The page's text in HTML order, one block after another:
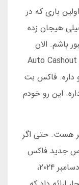
باری که در
هیجان زده
باشم. الان
استراتژی من اینه که ضریب ۱.۵x رو برای Auto Cashout
داره. فاکس بت
این رو خودم
هست. حتی اگر
جدید فاکس
بت یا اپلیکیشن، می تونی وارد بشی. در دسامبر ۲۰۲۴،